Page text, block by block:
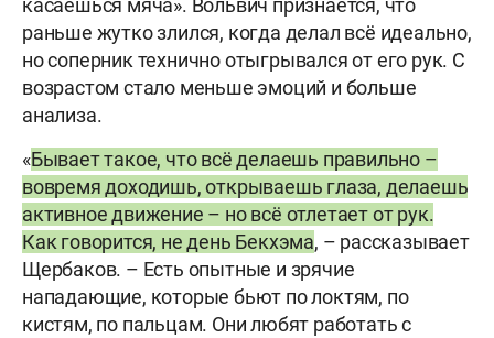
раньше жутко злился, когда делал всё идеально,
но соперник технично отыгрывался от его рук. С
возрастом стало меньше эмоций и больше
анализа.
«Бывает такое, что всё делаешь правильно –
вовремя доходишь, открываешь глаза, делаешь
активное движение – но всё отлетает от рук.
Как говорится, не день Бекхэма, – рассказывает
Щербаков. – Есть опытные и зрячие
нападающие, которые бьют по локтям, по
кистям, по пальцам. Они любят работать с